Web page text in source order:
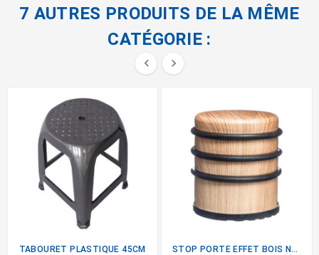
7 AUTRES PRODUITS DE LA MÊME
CATÉGORIE :
 
TABOURET PLASTIQUE 45CM STOP PORTE EFFET BOIS NAT